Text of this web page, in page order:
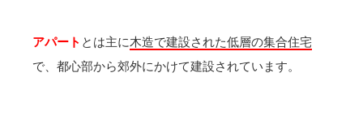
アパート とは主に木造で建設された低層の集合住宅
で、都心部から郊外にかけて建設されています。